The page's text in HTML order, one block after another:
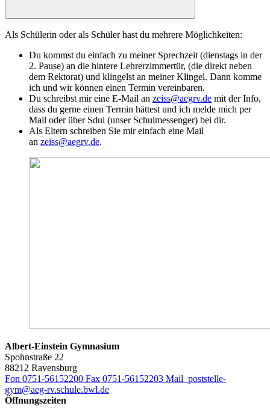
Als Schülerin oder als Schüler hast du mehrere Möglichkeiten:
Du kommst du einfach zu meiner Sprechzeit (dienstags in der
2. Pause) an die hintere Lehrerzimmertür, (die direkt neben
dem Rektorat) und klingelst an meiner Klingel. Dann komme
ich und wir können einen Termin vereinbaren.
Du schreibst mir eine E-Mail an zeiss@aegrv.de mit der Info,
dass du gerne einen Termin hättest und ich melde mich per
Mail oder über Sdui (unser Schulmessenger) bei dir.
Als Eltern schreiben Sie mir einfach eine Mail
an zeiss@aegrv.de.
Albert-Einstein Gymnasium
Spohnstraße 22
88212 Ravensburg
Fon 0751-56152200 Fax 0751-56152203 Mail poststelle-
gym@aeg-rv.schule.bwl.de
Öffnungszeiten